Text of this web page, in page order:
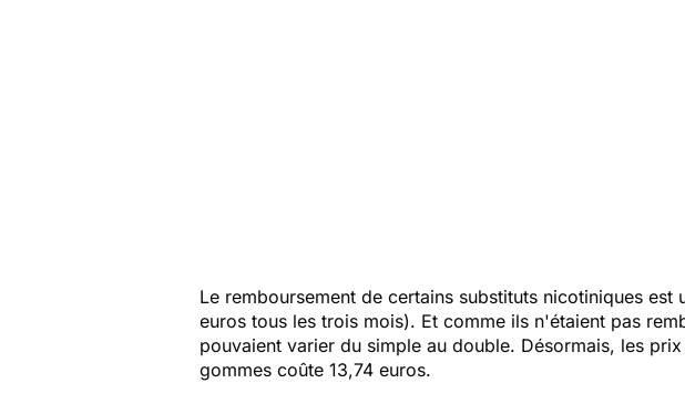
Le remboursement de certains substituts nicotiniques
euros tous les trois mois). Et comme ils n'étaient pas
pouvaient varier du simple au double. Désormais, les
gommes coûte 13,74 euros.